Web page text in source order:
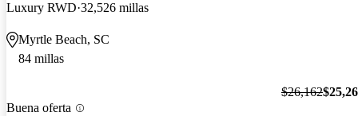
Luxury RWD 32,526 millas
Myrtle Beach, SC
84 millas
Buena oferta
$26,162